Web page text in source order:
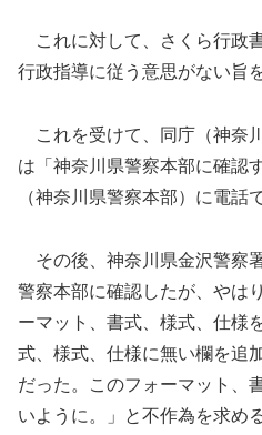
これに対して、さくら行政
行政指導に従う意思がない旨
これを受けて、同庁（神奈
は「神奈川県警察本部に確認
（神奈川県警察本部）に電話
その後、神奈川県金沢警察
警察本部に確認したが、やは
ーマット、書式、様式、仕様
式、様式、仕様に無い欄を追
だった。このフォーマット、
いように。」と不作為を求め